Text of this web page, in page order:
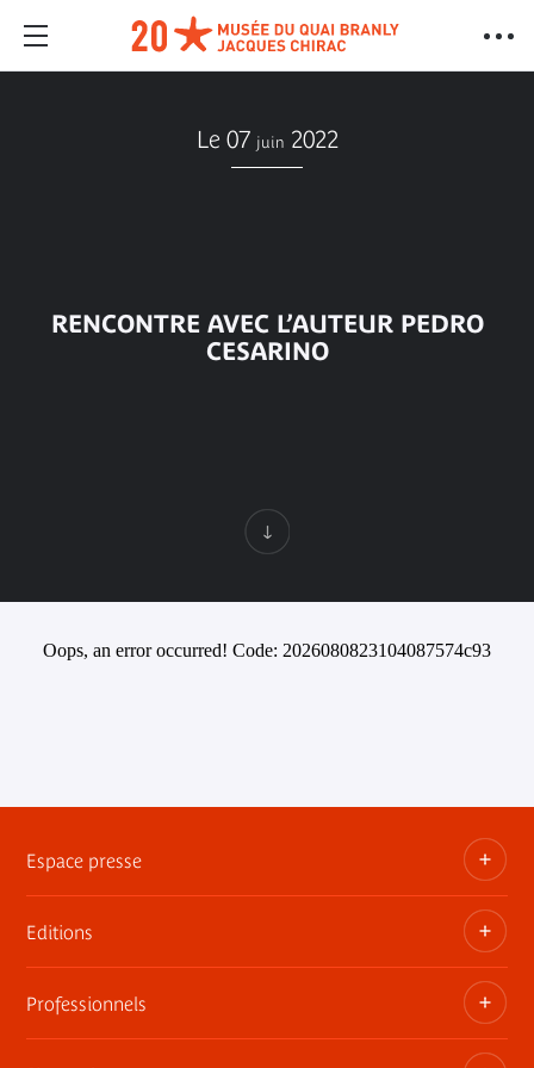
Le 07 juin 2022
RENCONTRE AVEC L’AUTEUR PEDRO
CESARINO
Oops, an error occurred! Code: 2026080823104087574c93
Espace presse
Dossiers, communiqués, bandes annonces
Contact presse
Editions
Les publications du musée
Professionnels